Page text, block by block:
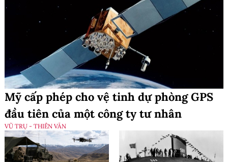
Mỹ cấp phép cho vệ tinh dự phòng GPS
đầu tiên của một công ty tư nhân
VŨ TRỤ - THIÊN VĂN